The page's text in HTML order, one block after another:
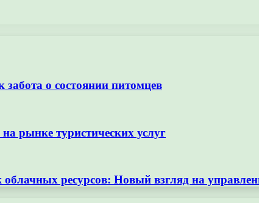
о состоянии питомцев
рынке туристических услуг
ресурсов: Новый взгляд на